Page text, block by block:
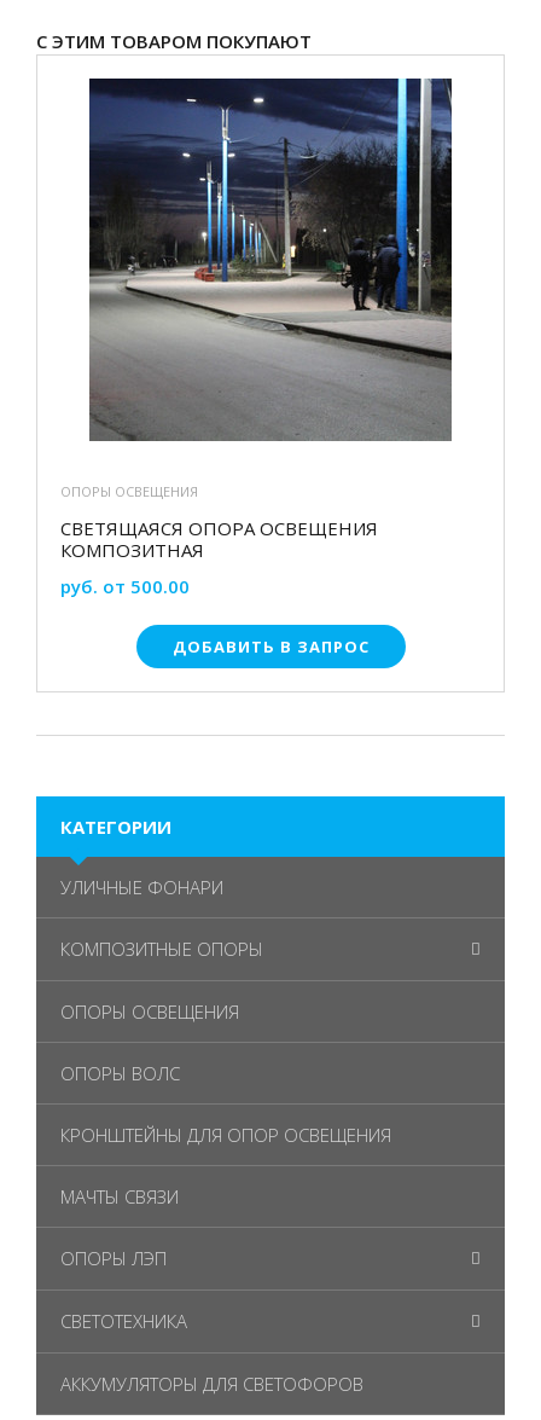
С ЭТИМ ТОВАРОМ ПОКУПАЮТ
ОПОРЫ ОСВЕЩЕНИЯ
СВЕТЯЩАЯСЯ ОПОРА ОСВЕЩЕНИЯ
КОМПОЗИТНАЯ
руб. от 500.00
ДОБАВИТЬ В ЗАПРОС
КАТЕГОРИИ
УЛИЧНЫЕ ФОНАРИ
КОМПОЗИТНЫЕ ОПОРЫ
ОПОРЫ ОСВЕЩЕНИЯ
ОПОРЫ ВОЛС
КРОНШТЕЙНЫ ДЛЯ ОПОР ОСВЕЩЕНИЯ
МАЧТЫ СВЯЗИ
ОПОРЫ ЛЭП
СВЕТОТЕХНИКА
АККУМУЛЯТОРЫ ДЛЯ СВЕТОФОРОВ